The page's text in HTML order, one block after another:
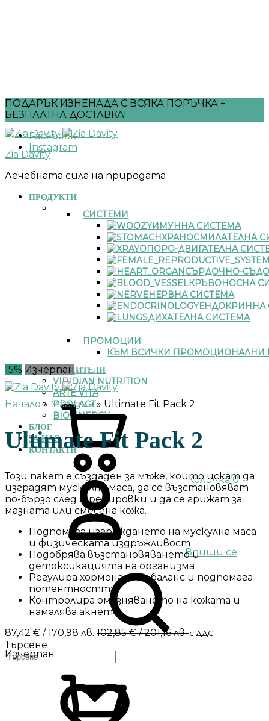
ПОДАРЪК ИЗНЕНАДА С ВСЯКА ПОРЪЧКА +
БЕЗПЛАТНА ДОСТАВКА!
Facebook
Instagram
Zia Davity
Лечебната сила на природата
ПРОДУКТИ
СИСТЕМИ
ИМУННА СИСТЕМА
ХРАНОСМИЛАТЕЛНА
ОПОРО-ДВИГАТЕЛНА
СЪРДОЧНО-
КРЪВОНОСНА
НЕРВНА СИСТЕМА
ЕНДОКРИННА
ДИХАТЕЛНА СИСТЕМА
ПРОМОЦИИ
КЪМ ВСИЧКИ ПРОМОЦИОНАЛНИ
ПРОИЗВОДИТЕЛИ
VIRIDIAN NUTRITION
ARTE VITA
PROLACT
BIO ENERGY
БЛОГ
ЗА НАС
КОНТАКТИ
Впиши се
Търсене
Количка 0
15% Изчерпан
Начало» Магазин» Ultimate Fit Pack 2
Ultimate Fit Pack 2
Този пакет е създаден за мъже, които искат да
изградят мускулна маса, да се възстановяват
по-бързо след тренировки и да се грижат за
мазната или смесена кожа.
Подпомага изграждането на мускулна маса
и физическата издръжливост
Подобрява възстановяването и
детоксикацията на организма
Регулира хормоналния баланс и подпомага
потентността
Контролира омазняването на кожата и
намалява акнето
87,42 € / 170,98 лв. 102,85€/ 201,16 лв.с ДДС
Изчерпан